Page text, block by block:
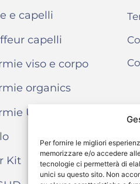
Per fornire le migliori
memorizzare e/o accedere
tecnologie ci permetterà di
unici su questo sito. Non
e capelli
capelli
viso e corpo
organics
Uomo
Kit